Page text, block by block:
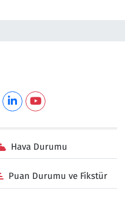
Hava Durumu
Puan Durumu ve Fikstür